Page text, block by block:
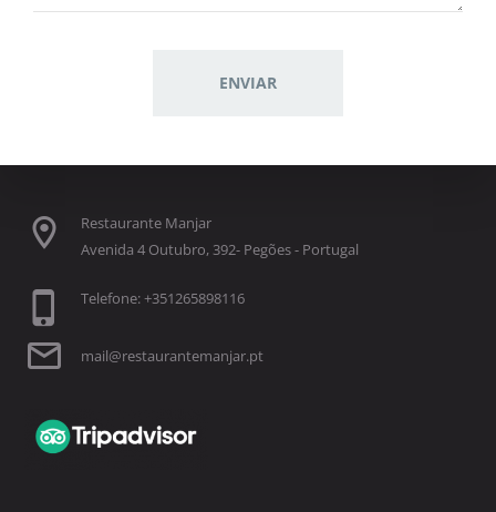
Restaurante Manjar
Avenida 4 Outubro, 392- Pegões - Portugal
Telefone: +351265898116
mail@restaurantemanjar.pt